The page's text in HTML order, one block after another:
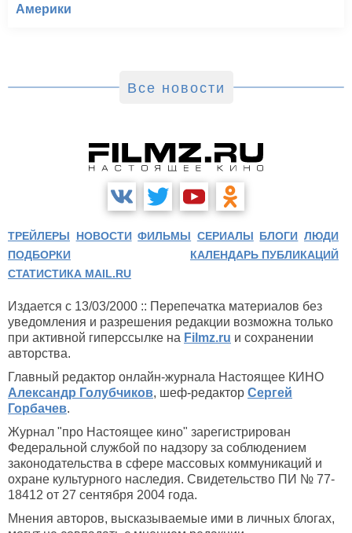
Америки
Все новости
ТРЕЙЛЕРЫ НОВОСТИ ФИЛЬМЫ СЕРИАЛЫ БЛОГИ ЛЮДИ
ПОДБОРКИ
КАЛЕНДАРЬ ПУБЛИКАЦИЙ
СТАТИСТИКА MAIL.RU
Издается с 13/03/2000 :: Перепечатка материалов без
уведомления и разрешения редакции возможна только
при активной гиперссылке на Filmz.ru и сохранении
авторства.
Главный редактор онлайн-журнала Настоящее КИНО
Александр Голубчиков, шеф-редактор Сергей
Горбачев.
Журнал "про Настоящее кино" зарегистрирован
Федеральной службой по надзору за соблюдением
законодательства в сфере массовых коммуникаций и
охране культурного наследия. Свидетельство ПИ № 77-
18412 от 27 сентября 2004 года.
Мнения авторов, высказываемые ими в личных блогах,